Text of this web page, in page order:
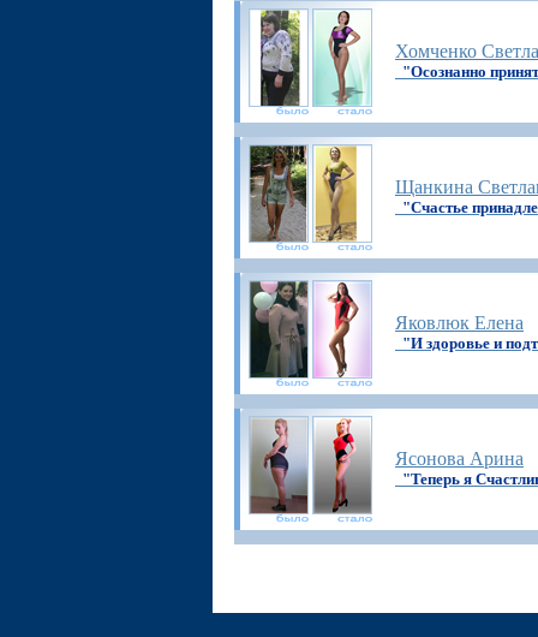
Хомченко
"Осознанно
Щанкина
"Счастье
Яковлюк Елена
"И здоровье и
Ясонова Арина
"Теперь я